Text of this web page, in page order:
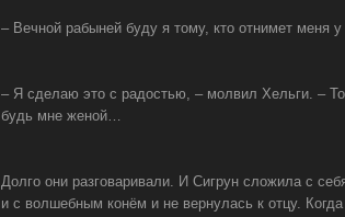
– Вечной рабыней буду я тому, кто отнимет меня
– Я сделаю это с радостью, – молвил Хельги. –
будь мне женой…
Долго они разговаривали. И Сигрун сложила с
и с волшебным конём и не вернулась к отцу.